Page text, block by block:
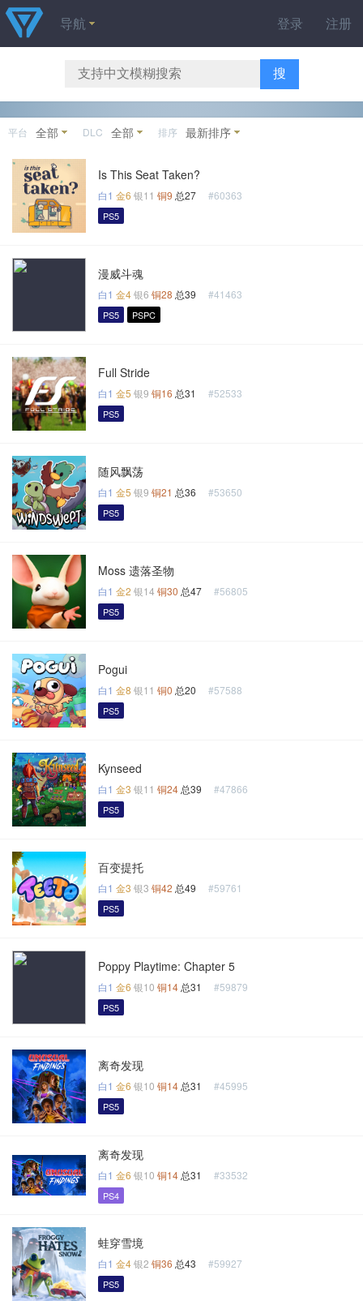
登录 注册
导航
搜
平台 全部 DLC 全部 排序 最新排序
Is This Seat Taken?
白1 金6 银11 铜9 总27 #60363
PS5
漫威斗魂
白1 金4银6 铜28 总39 #41463
PS5 PSPC
Full Stride
白1 金5 银9 铜16 总31 #52533
PS5
随风飘荡
白1 金5 银9 铜21 总36 #53650
PS5
Moss 遗落圣物
白1 金2 银14 铜30 总47 #56805
PS5
Pogui
白1 金8 银11 铜0 总20 #57588
PS5
Kynseed
白1 金3 银11 铜24 总39 #47866
PS5
百变提托
白1 金3 银3 铜42 总49 #59761
PS5
Poppy Playtime: Chapter 5
白1 金6 银10 铜14 总31 #59879
PS5
离奇发现
白1 金6 银10 铜14 总31 #45995
PS5
离奇发现
白1 金6 银10 铜14 总31 #33532
PS4
蛙穿雪境
白1 金4银2 铜36 总43 #59927
PS5